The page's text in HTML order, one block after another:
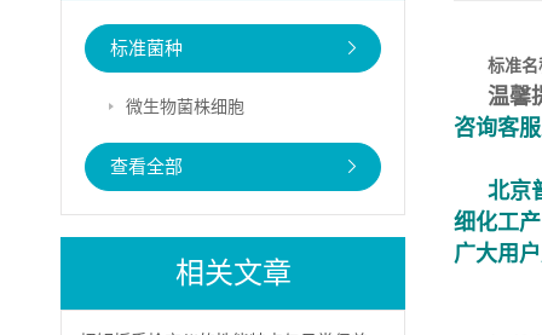
标准菌种
微生物菌株细胞
查看全部
相关文章
标准名
温馨
咨询客
北京
细化工
广大用